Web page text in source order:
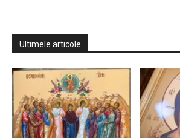
Ultimele articole